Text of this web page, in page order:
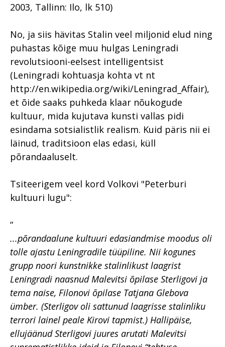
2003, Tallinn: Ilo, lk 510)
No, ja siis hävitas Stalin veel miljonid elud ning
puhastas kõige muu hulgas Leningradi
revolutsiooni-eelsest intelligentsist
(Leningradi kohtuasja kohta vt nt
http://en.wikipedia.org/wiki/Leningrad_Affair),
et õide saaks puhkeda klaar nõukogude
kultuur, mida kujutava kunsti vallas pidi
esindama sotsialistlik realism. Kuid päris nii ei
läinud, traditsioon elas edasi, küll
põrandaaluselt.
Tsiteerigem veel kord Volkovi "Peterburi
kultuuri lugu":
“
...põrandaalune kultuuri edasiandmise moodus oli
tolle ajastu Leningradile tüüpiline. Nii kogunes
grupp noori kunstnikke stalinlikust laagrist
Leningradi naasnud Malevitsi õpilase Sterligovi ja
tema naise, Filonovi õpilase Tatjana Glebova
ümber. (Sterligov oli sattunud laagrisse stalinliku
terrori lainel peale Kirovi tapmist.) Hallipäise,
ellujäänud Sterligovi juures arutati Malevitsi